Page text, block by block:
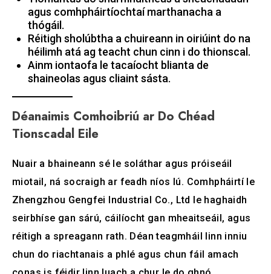
agus comhpháirtíochtaí marthanacha a
thógáil.
Réitigh sholúbtha a chuireann in oiriúint do na
héilimh atá ag teacht chun cinn i do thionscal.
Ainm iontaofa le tacaíocht blianta de
shaineolas agus cliaint sásta.
Déanaimis Comhoibriú ar Do Chéad
Tionscadal Eile
Nuair a bhaineann sé le soláthar agus próiseáil
miotail, ná socraigh ar feadh níos lú. Comhpháirtí le
Zhengzhou Gengfei Industrial Co., Ltd le haghaidh
seirbhíse gan sárú, cáilíocht gan mheaitseáil, agus
réitigh a spreagann rath. Déan teagmháil linn inniu
chun do riachtanais a phlé agus chun fáil amach